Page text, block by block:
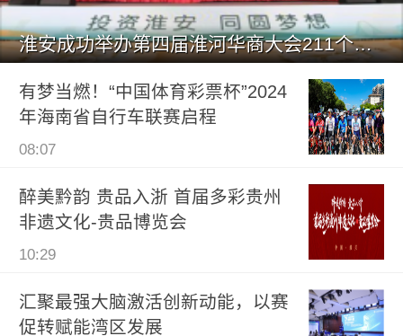
淮安成功举办第四届淮河华商大会211个签约项目 总投资1486.
有梦当燃！“中国体育彩票杯”2024
年海南省自行车联赛启程
08:07
醉美黔韵 贵品入浙 首届多彩贵州
非遗文化-贵品博览会
10:29
汇聚最强大脑激活创新动能，以赛
促转赋能湾区发展